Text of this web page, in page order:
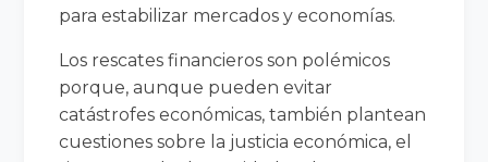
para estabilizar mercados y economías.
Los rescates financieros son polémicos
porque, aunque pueden evitar
catástrofes económicas, también plantean
cuestiones sobre la justicia económica, el